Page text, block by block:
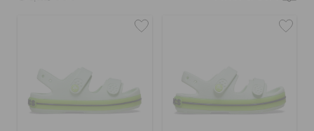
جيبيتز تشارمز
كروكس لمكان العمل